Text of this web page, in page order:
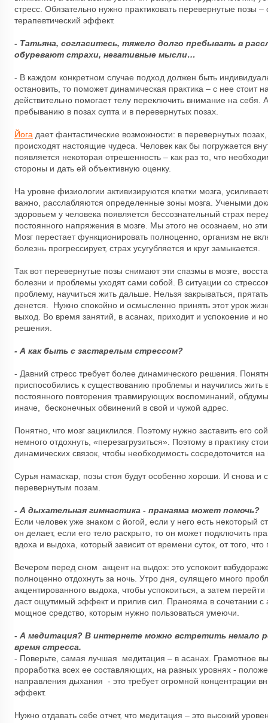
стресс. Обязательно нужно практиковать перевернутые позы
терапевтический эффект.
- Татьяна, согласитесь, тяжело долго пребывать в
обуревают страхи, негативные мысли…
- В каждом конкретном случае подход должен быть
остановить, то поможет динамическая практика – с нее стоит
действительно помогает телу переключить внимание на себя.
пребыванию в позах супта и в перевернутых позах.
Йога дает фантастические возможности: в перевернутых
происходят настоящие чудеса. Человек как бы погружается
появляется некоторая отрешенность – как раз то, что
стороны и дать ей объективную оценку.
На уровне физиологии активизируются клетки мозга,
важно, расслабляются определенные зоны мозга. Учеными
здоровьем у человека появляется бессознательный страх
постоянного напряжения в мозге. Мы этого не осознаем, но
Мозг перестает функционировать полноценно, организм не
болезнь прогрессирует, страх усугубляется и круг замыкается.
Так вот перевернутые позы снимают эти спазмы в мозге,
болезни и проблемы уходят сами собой. В ситуации со
проблему, научиться жить дальше. Нельзя закрываться,
денется. Нужно спокойно и осмысленно принять этот урок
выход. Во время занятий, в асанах, приходит и успокоение и
решения.
- А как быть с застарелым стрессом?
- Давний стресс требует более динамического решения.
приспособились к существованию проблемы и научились
постоянного повторения травмирующих воспоминаний,
иначе, бесконечных обвинений в свой и чужой адрес.
Понятно, что мозг зациклился. Поэтому нужно заставить его
немного отдохнуть, «перезагрузиться». Поэтому в практику
динамических связок, чтобы необходимость сосредоточится
Сурья намаскар, позы стоя будут особенно хороши. И снова и
перевернутым позам.
- А дыхательная гимнастика - пранаяма может помочь?
Если человек уже знаком с йогой, если у него есть некоторый
он делает, если его тело раскрыто, то он может подключить
вдоха и выдоха, который зависит от времени суток, от того,
Вечером перед сном акцент на выдох: это успокоит
полноценно отдохнуть за ночь. Утро дня, сулящего много
акцентированного выдоха, чтобы успокоиться, а затем
даст ощутимый эффект и прилив сил. Пранояма в сочетании
мощное средство, которым нужно пользоваться умеючи.
- А медитация? В интернете можно встретить немало
время стресса.
- Поверьте, самая лучшая медитация – в асанах. Грамотное
проработка всех ее составляющих, на разных уровнях -
направления дыхания - это требует огромной концентрации
эффект.
Нужно отдавать себе отчет, что медитация – это высокий